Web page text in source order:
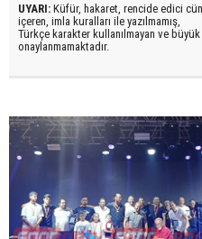
UYARI: Küfür, hakaret, rencide edici
içeren, imla kuralları ile yazılmamış,
Türkçe karakter kullanılmayan ve
onaylanmamaktadır.